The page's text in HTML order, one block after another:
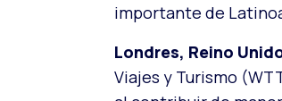
importante de
Londres, Reino
Viajes y Turismo